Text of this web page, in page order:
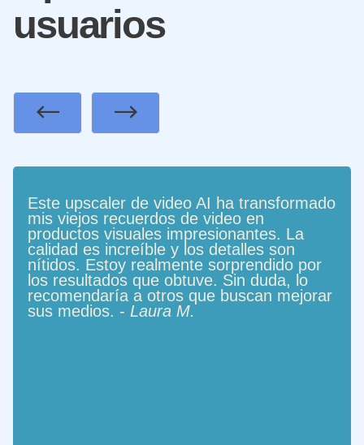
usuarios
Este upscaler de video AI ha transformado
mis viejos recuerdos de video en
productos visuales impresionantes. La
calidad es increíble y los detalles son
nítidos. Estoy realmente sorprendido por
los resultados que obtuve. Sin duda, lo
recomendaría a otros que buscan mejorar
sus medios. - Laura M.
PreviousNext